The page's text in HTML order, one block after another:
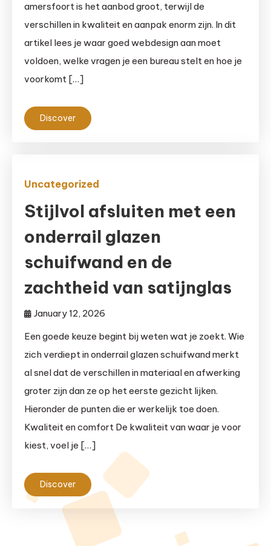
amersfoort is het aanbod groot, terwijl de
verschillen in kwaliteit en aanpak enorm zijn. In dit
artikel lees je waar goed webdesign aan moet
voldoen, welke vragen je een bureau stelt en hoe je
voorkomt […]
Discover
Uncategorized
Stijlvol afsluiten met een
onderrail glazen
schuifwand en de
zachtheid van satijnglas
January 12, 2026
Een goede keuze begint bij weten wat je zoekt. Wie
zich verdiept in onderrail glazen schuifwand merkt
al snel dat de verschillen in materiaal en afwerking
groter zijn dan ze op het eerste gezicht lijken.
Hieronder de punten die er werkelijk toe doen.
Kwaliteit en comfort De kwaliteit van waar je voor
kiest, voel je […]
Discover